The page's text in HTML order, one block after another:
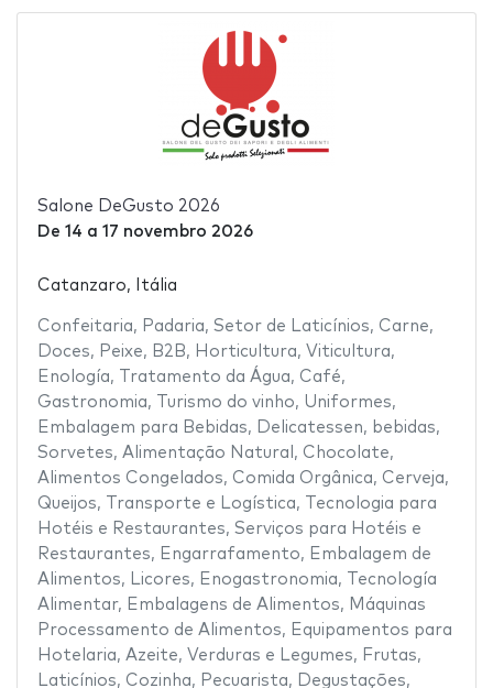
Salone DeGusto 2026
De 14 a 17 novembro 2026
Catanzaro, Itália
Confeitaria, Padaria, Setor de Laticínios, Carne,
Doces, Peixe, B2B, Horticultura, Viticultura,
Enología, Tratamento da Água, Café,
Gastronomia, Turismo do vinho, Uniformes,
Embalagem para Bebidas, Delicatessen, bebidas,
Sorvetes, Alimentação Natural , Chocolate,
Alimentos Congelados, Comida Orgânica, Cerveja,
Queijos, Transporte e Logística,
Tecnologia para
Hotéis e Restaurantes, Serviços para Hotéis e
Restaurantes, Engarrafamento, Embalagem de
Alimentos, Licores, Enogastronomia,
Tecnología
Alimentar, Embalagens de Alimentos, Máquinas
Processamento de Alimentos, Equipamentos para
Hotelaria, Azeite, Verduras e Legumes, Frutas,
Laticínios, Cozinha, Pecuarista, Degustações,